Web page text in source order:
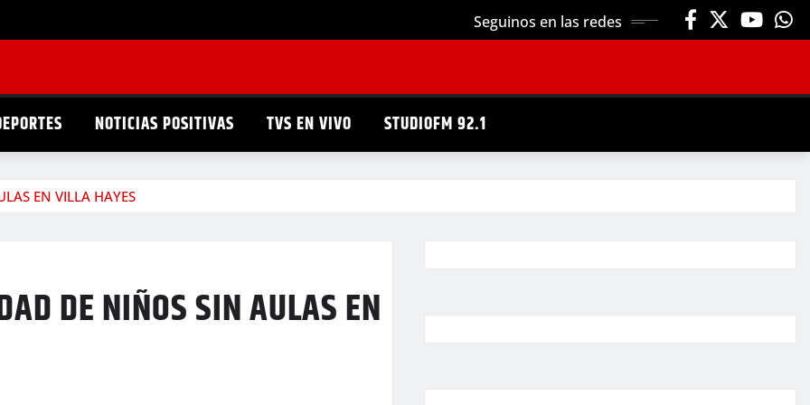
Seguinos en las redes
NOTICIAS POSITIVAS TVS EN VIVO STUDIOFM 92.1
EN VILLA HAYES
DE NIÑOS SIN AULAS EN